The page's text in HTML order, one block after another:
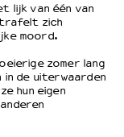
lijk van één van
zich
moord.
zomer lang
in de uiterwaarden
hun eigen